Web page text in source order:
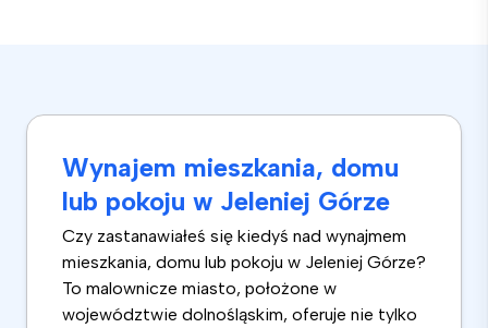
Wynajem mieszkania, domu
lub pokoju w Jeleniej Górze
Czy zastanawiałeś się kiedyś nad wynajmem
mieszkania, domu lub pokoju w Jeleniej Górze?
To malownicze miasto, położone w
województwie dolnośląskim, oferuje nie tylko